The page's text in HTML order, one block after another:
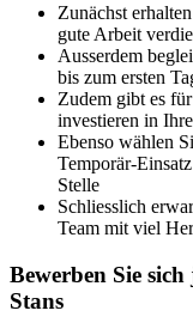
Zunächst
gute Arbeit
Ausserdem
bis zum ersten
Zudem gibt es
investieren in
Ebenso wählen
Temporär-
Stelle
Schliesslich
Team mit viel
Bewerben Sie
Stans